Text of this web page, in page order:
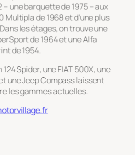
– une barquette de 1975 – aux
Multipla de 1968 et d’une plus
les étages, on trouve une
de 1964 et une Alfa
de 1954.
Spider, une FIAT 500X, une
une Jeep Compass laissent
les gammes actuelles.